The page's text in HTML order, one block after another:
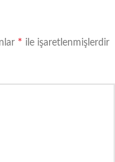
* ile işaretlenmişlerdir